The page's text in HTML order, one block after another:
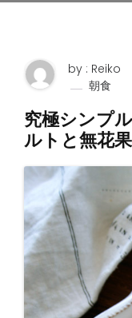
by : Reiko
朝食
究極シンプ
ルトと無花